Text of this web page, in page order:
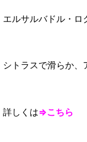
エルサルバドル・
シトラスで滑らか、
詳しくは⇒こちら